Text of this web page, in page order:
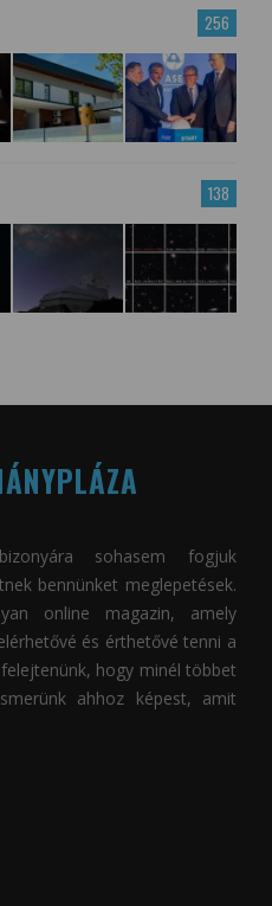
256
138
sohasem fogjuk
bennünket meglepetések.
online magazin, amely
és érthetővé tenni a
hogy minél többet
ahhoz képest, amit